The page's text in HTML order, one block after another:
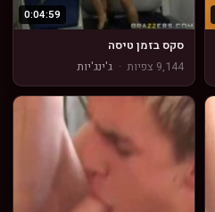
0:04:59
סקס בזמן טיסה
9,144 צפיות
· ג'ינג'יות